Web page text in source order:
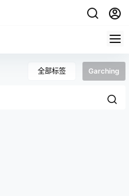
全部标签 Garching